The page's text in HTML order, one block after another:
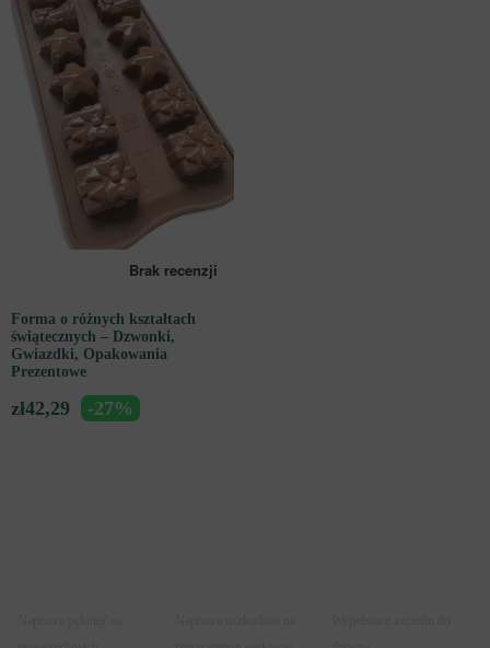
Forma o różnych kształtach
świątecznych – Dzwonki,
Gwiazdki, Opakowania
Prezentowe
zł42,29 -27%